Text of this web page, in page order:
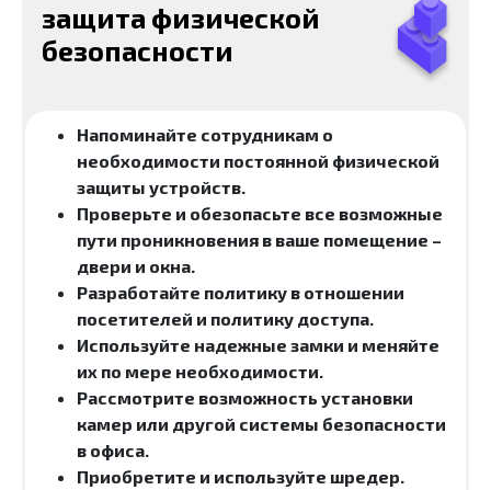
защита физической
безопасности
Напоминайте сотрудникам о
необходимости постоянной физической
защиты устройств.
Проверьте и обезопасьте все возможные
пути проникновения в ваше помещение –
двери и окна.
Разработайте политику в отношении
посетителей и политику доступа.
Используйте надежные замки и меняйте
их по мере необходимости.
Рассмотрите возможность установки
камер или другой системы безопасности
в офиса.
Приобретите и используйте шредер.